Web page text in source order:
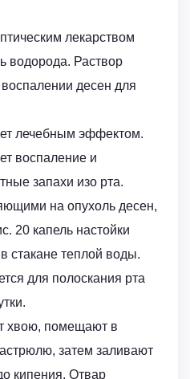
лекарством
водорода. Раствор
воспалении десен для
лечебным эффектом.
воспаление и
запахи изо рта.
на опухоль десен,
20 капель настойки
стакане теплой воды.
для полоскания рта
хвою, помещают в
затем заливают
кипения. Отвар